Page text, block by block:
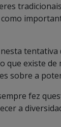
que existe
sobre a
fez
a